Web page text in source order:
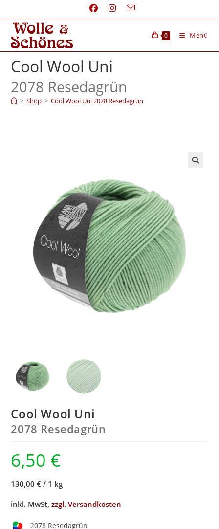
0 Menü
Cool Wool Uni
2078 Resedagrün
> Shop > Cool Wool Uni 2078 Resedagrün
Cool Wool Uni
2078 Resedagrün
6,50 €
130,00 € / 1 kg
inkl. MwSt,zzgl. Versandkosten
2078 Resedagrün